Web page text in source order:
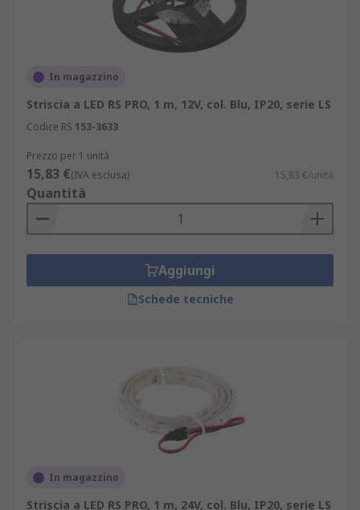
In magazzino
Striscia a LED RS PRO, 1 m, 12V, col. Blu, IP20, serie LS
Codice RS 153-3633
Prezzo per 1 unità
15,83 €(IVA esclusa) 15,83 €/unità
Quantità
Aggiungi
Schede tecniche
In magazzino
Striscia a LED RS PRO, 1 m, 24V, col. Blu, IP20, serie LS